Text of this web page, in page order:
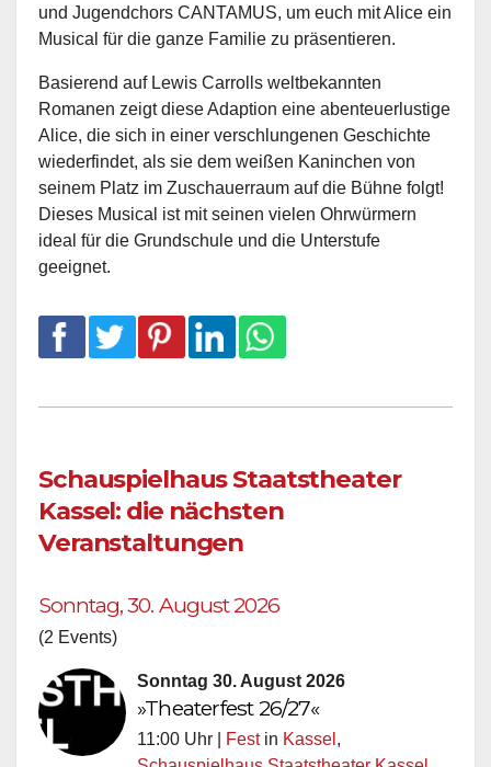
und Jugendchors CANTAMUS, um euch mit Alice ein
Musical für die ganze Familie zu präsentieren.
Basierend auf Lewis Carrolls weltbekannten
Romanen zeigt diese Adaption eine abenteuerlustige
Alice, die sich in einer verschlungenen Geschichte
wiederfindet, als sie dem weißen Kaninchen von
seinem Platz im Zuschauerraum auf die Bühne folgt!
Dieses Musical ist mit seinen vielen Ohrwürmern
ideal für die Grundschule und die Unterstufe
geeignet.
Schauspielhaus Staatstheater
Kassel: die nächsten
Veranstaltungen
Sonntag, 30. August 2026
(2 Events)
Sonntag 30. August 2026
»Theaterfest 26/27«
11:00 Uhr | Festin Kassel ,